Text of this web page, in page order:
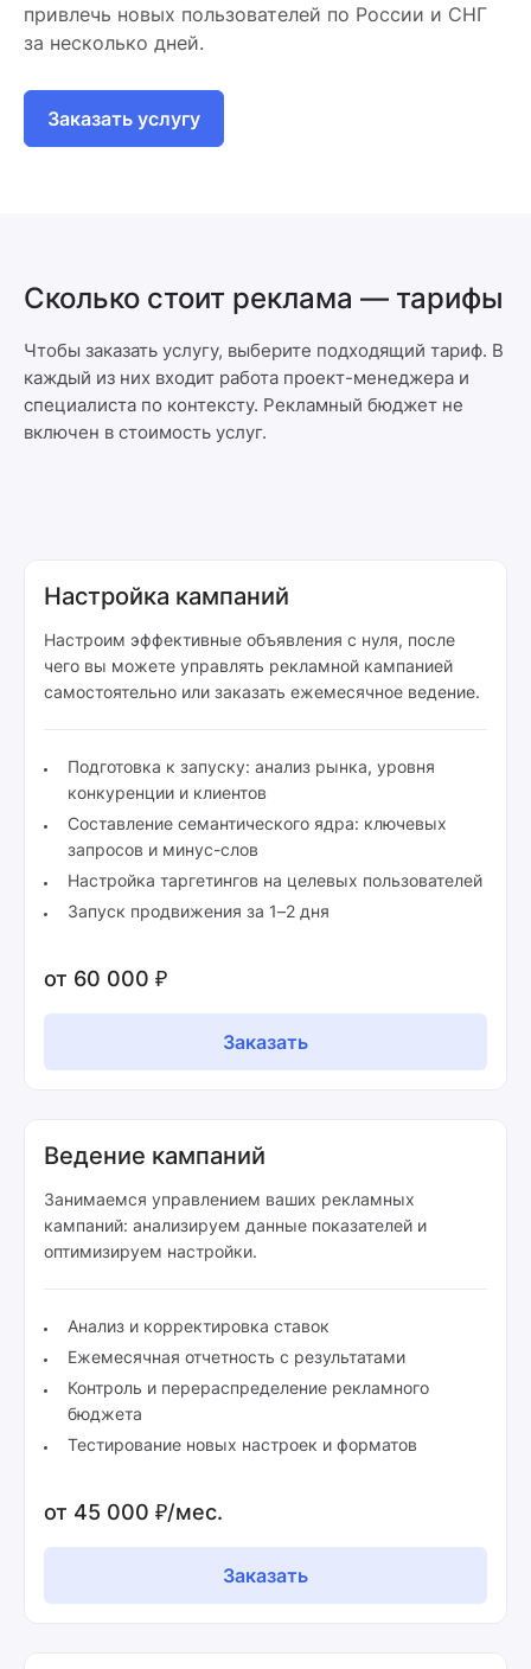
привлечь новых пользователей по России и СНГ
за несколько дней.
Заказать услугу
Сколько стоит реклама — тарифы
Чтобы заказать услугу, выберите подходящий тариф. В
каждый из них входит работа проект-менеджера и
специалиста по контексту. Рекламный бюджет не
включен в стоимость услуг.
Настройка кампаний
Настроим эффективные объявления с нуля, после
чего вы можете управлять рекламной кампанией
самостоятельно или заказать ежемесячное ведение.
Подготовка к запуску: анализ рынка, уровня
конкуренции и клиентов
Составление семантического ядра: ключевых
запросов и минус-слов
Настройка таргетингов на целевых пользователей
Запуск продвижения за 1–2 дня
от 60 000 ₽
Заказать
Ведение кампаний
Занимаемся управлением ваших рекламных
кампаний: анализируем данные показателей и
оптимизируем настройки.
Анализ и корректировка ставок
Ежемесячная отчетность с результатами
Контроль и перераспределение рекламного
бюджета
Тестирование новых настроек и форматов
от 45 000 ₽/мес.
Заказать